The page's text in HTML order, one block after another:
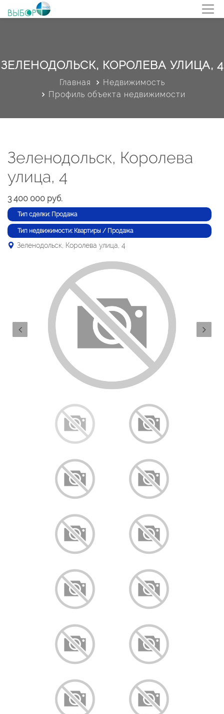
ЗЕЛЕНОДОЛЬСК, КОРОЛЕВА УЛИЦА, 4
Главная
Недвижимость
Профиль объекта недвижимости
Зеленодольск, Королева
улица, 4
3 400 000 руб.
Тип сделки: Продажа
Тип недвижимости: Квартиры / Продажа
Зеленодольск, Королева улица, 4